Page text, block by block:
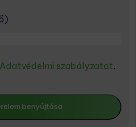
Adatvédelmi szabályzatot.